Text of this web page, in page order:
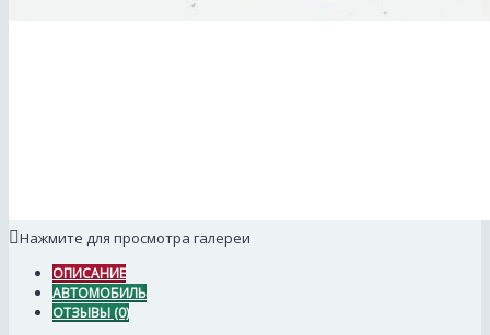
Нажмите для просмотра галереи
ОПИСАНИЕ
АВТОМОБИЛЬ
ОТЗЫВЫ (0)